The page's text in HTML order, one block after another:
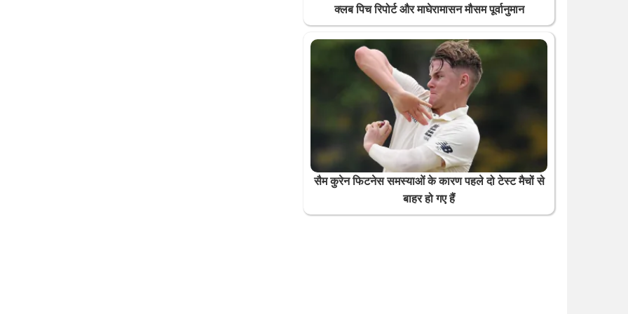
क्लब पिच रिपोर्ट और माघेरामासन मौसम पूर्वानुमान
सैम कुरेन फिटनेस समस्याओं के कारण पहले दो टेस्ट मैचों से
बाहर हो गए हैं